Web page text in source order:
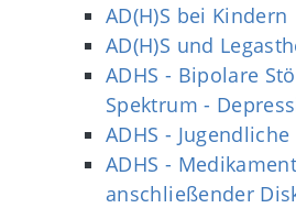
AD(H)S bei Kindern
AD(H)S und
ADHS - Bipolare
Spektrum -
ADHS -
ADHS -
anschließender